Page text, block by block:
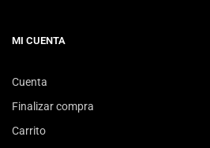
MI CUENTA
Cuenta
Finalizar compra
Carrito